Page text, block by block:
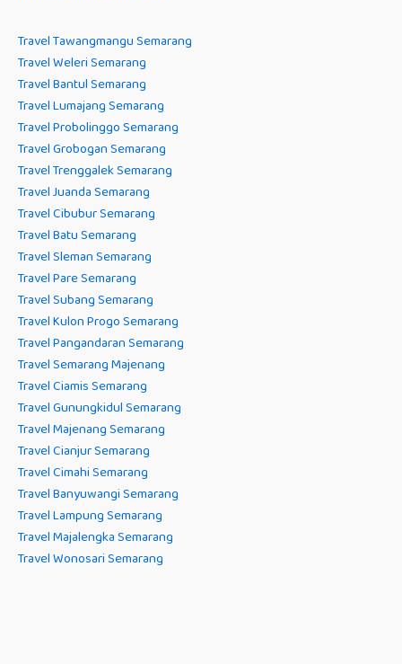
Travel Tawangmangu Semarang
Travel Weleri Semarang
Travel Bantul Semarang
Travel Lumajang Semarang
Travel Probolinggo Semarang
Travel Grobogan Semarang
Travel Trenggalek Semarang
Travel Juanda Semarang
Travel Cibubur Semarang
Travel Batu Semarang
Travel Sleman Semarang
Travel Pare Semarang
Travel Subang Semarang
Travel Kulon Progo Semarang
Travel Pangandaran Semarang
Travel Semarang Majenang
Travel Ciamis Semarang
Travel Gunungkidul Semarang
Travel Majenang Semarang
Travel Cianjur Semarang
Travel Cimahi Semarang
Travel Banyuwangi Semarang
Travel Lampung Semarang
Travel Majalengka Semarang
Travel Wonosari Semarang